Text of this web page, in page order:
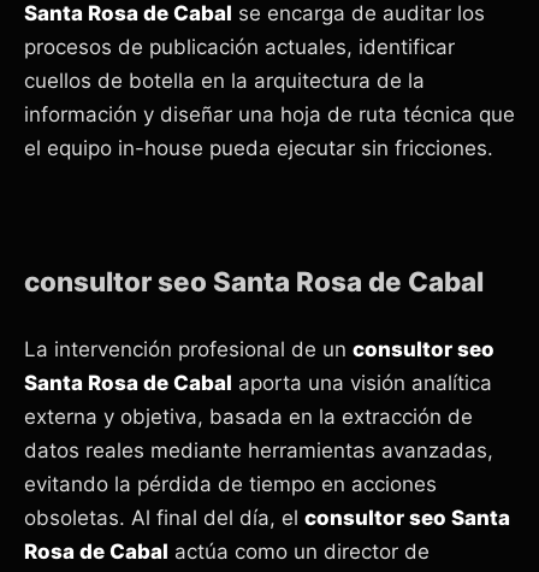
Santa Rosa de Cabal se encarga de auditar los
procesos de publicación actuales, identificar
cuellos de botella en la arquitectura de la
información y diseñar una hoja de ruta técnica que
el equipo in-house pueda ejecutar sin fricciones.
consultor seo Santa Rosa de Cabal
La intervención profesional de un consultor seo
Santa Rosa de Cabal aporta una visión analítica
externa y objetiva, basada en la extracción de
datos reales mediante herramientas avanzadas,
evitando la pérdida de tiempo en acciones
obsoletas. Al final del día, el consultor seo Santa
Rosa de Cabal actúa como un director de